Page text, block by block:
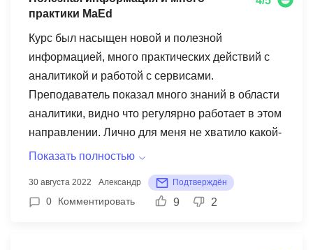
практики MaEd
Курс был насыщен новой и полезной
информацией, много практических действий с
аналитикой и работой с сервисами.
Преподаватель показал много знаний в области
аналитики, видно что регулярно работает в этом
направлении. Лично для меня не хватило какой-
то индивидуальной практики, из-за отсутствия
каким-либо бизнесом), приходилось на практике
пользоваться воображением и чужими
Показать полностью
30 августа 2022 Александр Подтверждён
0 Комментировать 9 2